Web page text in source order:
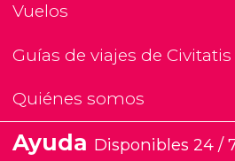
Vuelos
Guías de viajes de Civitatis
Quiénes somos
Ayuda Disponibles 24 /